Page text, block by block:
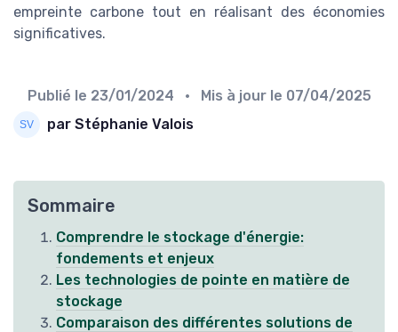
empreinte carbone tout en réalisant des économies
significatives.
Publié le 23/01/2024 • Mis à jour le 07/04/2025
par Stéphanie Valois
Sommaire
Comprendre le stockage d'énergie:
fondements et enjeux
Les technologies de pointe en matière de
stockage
Comparaison des différentes solutions de